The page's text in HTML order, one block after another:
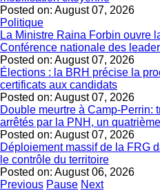
Posted on: August 07, 2026
Politique
La Ministre Raina Forbin ouvre
Conférence nationale des
Posted on: August 07, 2026
Élections : la BRH précise la
certificats aux candidats
Posted on: August 07, 2026
Double meurtre à Camp-Perrin:
arrêtés par la PNH, un
Posted on: August 07, 2026
Déploiement massif de la FRG
le contrôle du territoire
Posted on: August 06, 2026
Previous Pause Next